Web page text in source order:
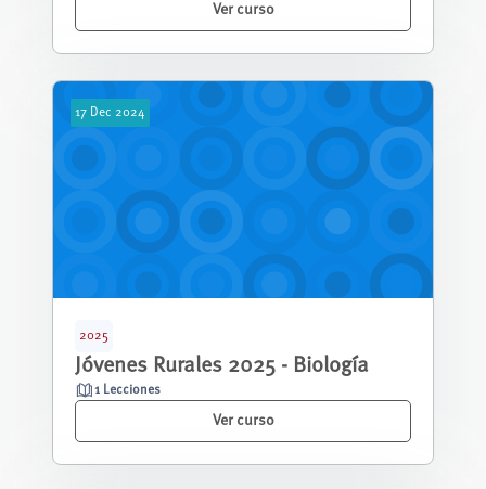
Ver curso
17 Dec 2024
2025
Jóvenes Rurales 2025 - Biología
1 Lecciones
Ver curso